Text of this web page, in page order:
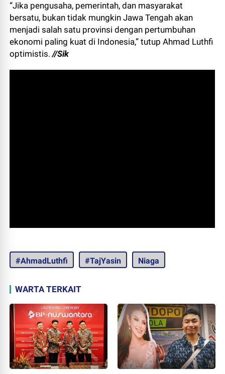
“Jika pengusaha, pemerintah, dan masyarakat
bersatu, bukan tidak mungkin Jawa Tengah akan
menjadi salah satu provinsi dengan pertumbuhan
ekonomi paling kuat di Indonesia,” tutup Ahmad Luthfi
optimistis.//Sik
#AhmadLuthfi #TajYasin Niaga
WARTA TERKAIT